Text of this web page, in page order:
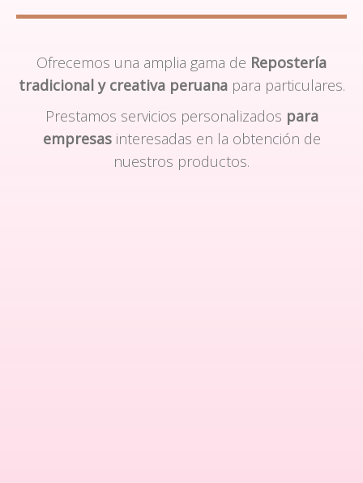
Ofrecemos una amplia gama de Repostería
tradicional y creativa peruanapara particulares.
Prestamos servicios personalizados para
empresasinteresadas en la obtención de
nuestros productos.